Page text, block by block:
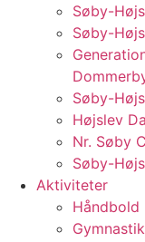
Søby-
Søby-
Søby-
Højslev
Nr. Søby
Søby-
Aktiviteter
Håndbold
Gymnastik